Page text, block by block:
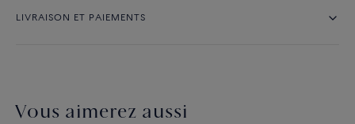
LIVRAISON ET PAIEMENTS
Vous aimerez aussi